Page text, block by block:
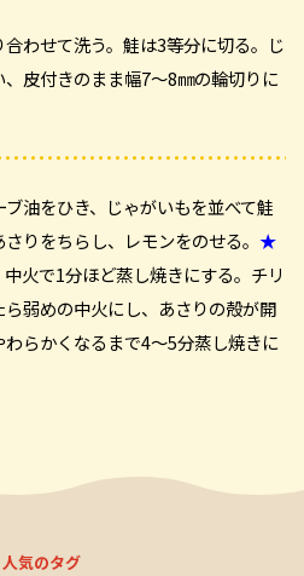
わせて洗う。鮭は3等分に切る。じ
皮付きのまま幅7～8㎜の輪切りに
油をひき、じゃがいもを並べて鮭
りをちらし、レモンをのせる。 ★
火で1分ほど蒸し焼きにする。チリ
弱めの中火にし、あさりの殻が開
らかくなるまで4～5分蒸し焼きに
気のタグ